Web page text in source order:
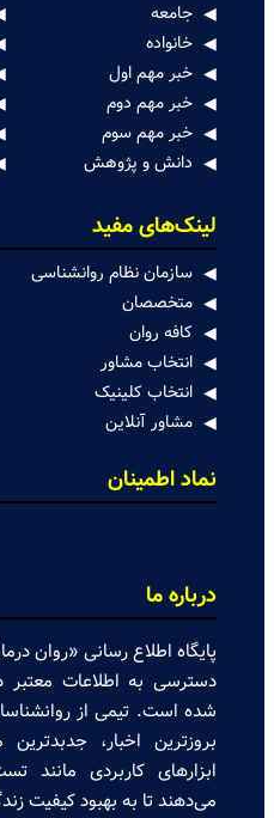
جامعه
خانواده
خبر مهم اول
خبر مهم دوم
خبر مهم سوم
دانش و پژوهش
لینک‌های مفید
سازمان نظام روانشناسی
متخصصان
کافه روان
انتخاب مشاور
انتخاب کلینیک
مشاور آنلاین
نماد اطمینان
درباره ما
پایگاه اطلاع رسانی «روان
دسترسی به اطلاعات معتبر
شده است. تیمی از
بروزترین اخبار،
ابزارهای کاربردی مانند
می‌دهند تا به بهبود کیفیت